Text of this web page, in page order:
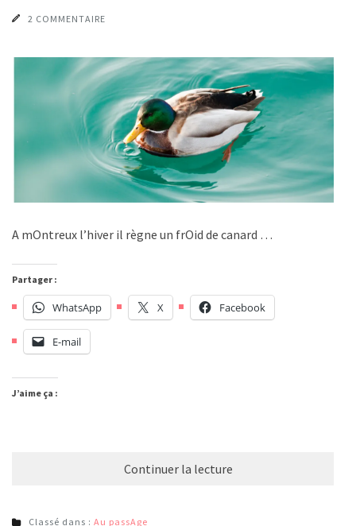
2 COMMENTAIRE
A mOntreux l’hiver il règne un frOid de canard …
Partager :
WhatsApp X Facebook
E-mail
J’aime ça :
Continuer la lecture
Classé dans : Au passAge